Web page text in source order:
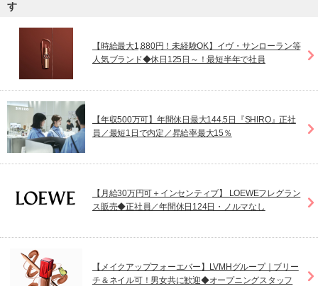
す
【時給最大1,880円！未経験OK】イヴ・サンローラン等
人気ブランド◆休日125日～！最短半年で社員
【年収500万可】年間休日最大144.5日『SHIRO』正社
員／最短1日で内定／昇給率最大15％
【月給30万円可＋インセンティブ】 LOEWEフレグラン
ス販売◆正社員／年間休日124日・ノルマなし
【メイクアップフォーエバー】LVMHグループ｜ブリー
チ＆ネイル可！男女共に歓迎◆オープニングスタッフ